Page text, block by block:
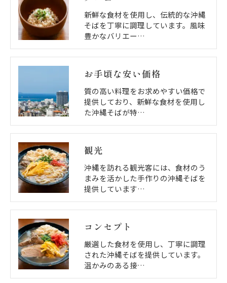
新鮮な食材を使用し、伝統的な沖縄
そばを丁寧に調理しています。風味
豊かなバリエー…
お手頃な安い価格
質の高い料理をお求めやすい価格で
提供しており、新鮮な食材を使用し
た沖縄そばが特…
観光
沖縄を訪れる観光客には、食材のう
まみを活かした手作りの沖縄そばを
提供しています…
コンセプト
厳選した食材を使用し、丁寧に調理
された沖縄そばを提供しています。
温かみのある接…